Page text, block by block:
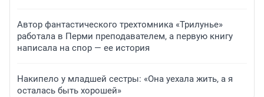
Автор фантастического трехтомника «Трилунье»
работала в Перми преподавателем, а первую книгу
написала на спор — ее история
Накипело у младшей сестры: «Она уехала жить, а я
осталась быть хорошей»